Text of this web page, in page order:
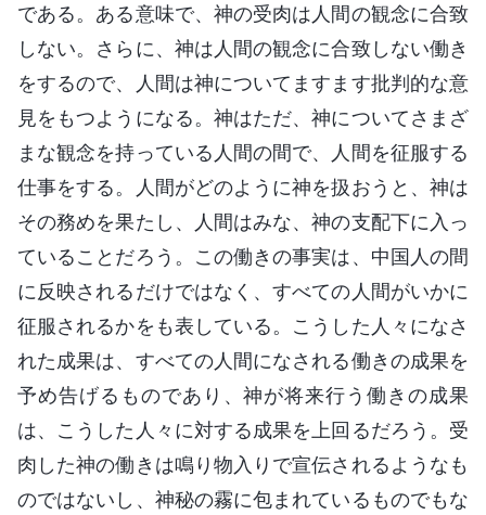
である。ある意味で、神の受肉は人間の観念に合致
しない。さらに、神は人間の観念に合致しない働き
をするので、人間は神についてますます批判的な意
見をもつようになる。神はただ、神についてさまざ
まな観念を持っている人間の間で、人間を征服する
仕事をする。人間がどのように神を扱おうと、神は
その務めを果たし、人間はみな、神の支配下に入っ
ていることだろう。この働きの事実は、中国人の間
に反映されるだけではなく、すべての人間がいかに
征服されるかをも表している。こうした人々になさ
れた成果は、すべての人間になされる働きの成果を
予め告げるものであり、神が将来行う働きの成果
は、こうした人々に対する成果を上回るだろう。受
肉した神の働きは鳴り物入りで宣伝されるようなも
のではないし、神秘の霧に包まれているものでもな